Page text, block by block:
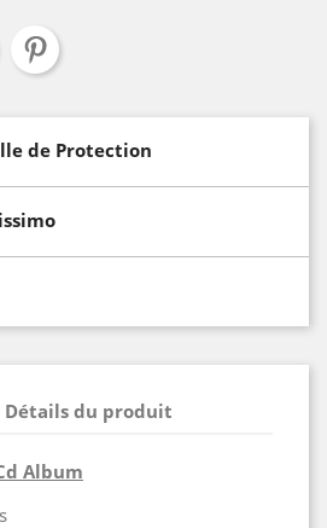
de Protection
Détails du produit
Album